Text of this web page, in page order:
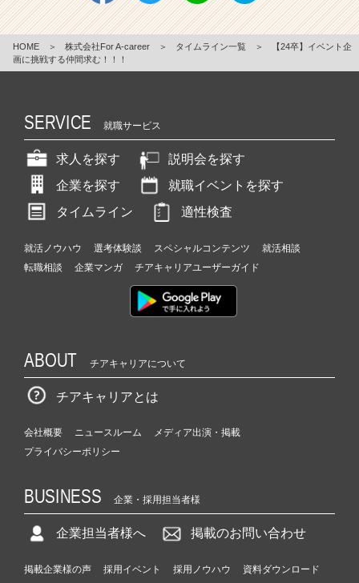
HOME ＞ 株式会社For A-career ＞ タイムライン一覧 ＞
【24卒】イベント企
画に挑戦する仲間求む！！！
SERVICE 就職サービス
求人を探す
説明会を探す
企業を探す
就職イベントを探す
タイムライン
適性検査
就活ノウハウ 選考体験談 スペシャルコンテンツ
就活相談
転職相談
企業マンガ チアキャリアユーザーガイド
ABOUT チアキャリアについて
チアキャリアとは
会社概要 ニュースルーム
メディア出演・掲載
プライバシーポリシー
BUSINESS 企業・採用担当者様
企業担当者様へ 掲載のお問い合わせ
掲載企業様の声 採用イベント 採用ノウハウ 資料ダウンロード